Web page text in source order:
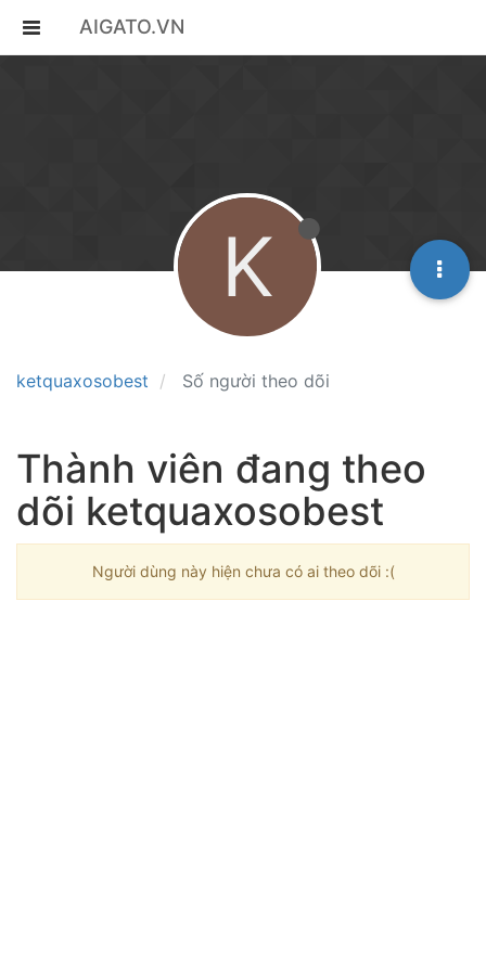
AIGATO.VN
ketquaxosobest Số người theo dõi
K
Thành viên đang theo
dõi ketquaxosobest
Người dùng này hiện chưa có ai theo dõi :(